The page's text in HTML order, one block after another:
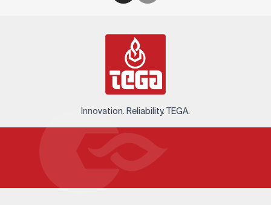
Innovation. Reliability. TEGA.